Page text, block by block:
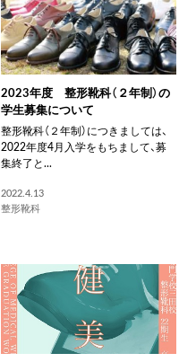
2023年度 整形靴科（２年制）の
学生募集について
整形靴科（２年制）につきましては、
2022年度4月入学をもちまして、募
集終了と...
2022.4.13
整形靴科